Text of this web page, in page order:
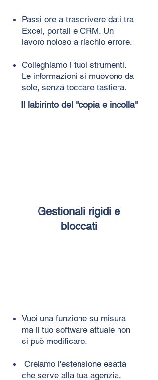
Passi ore a trascrivere dati tra
Excel, portali e CRM. Un
lavoro noioso a rischio errore.
Colleghiamo i tuoi strumenti.
Le informazioni si muovono da
sole, senza toccare tastiera.
Il labirinto del "copia e incolla"
Gestionali rigidi e
bloccati
Vuoi una funzione su misura
ma il tuo software attuale non
si può modificare.
Creiamo l'estensione esatta
che serve alla tua agenzia.